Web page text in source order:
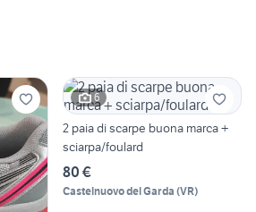
6
2 paia di scarpe buona marca +
sciarpa/foulard
80 €
Castelnuovo del Garda (VR)